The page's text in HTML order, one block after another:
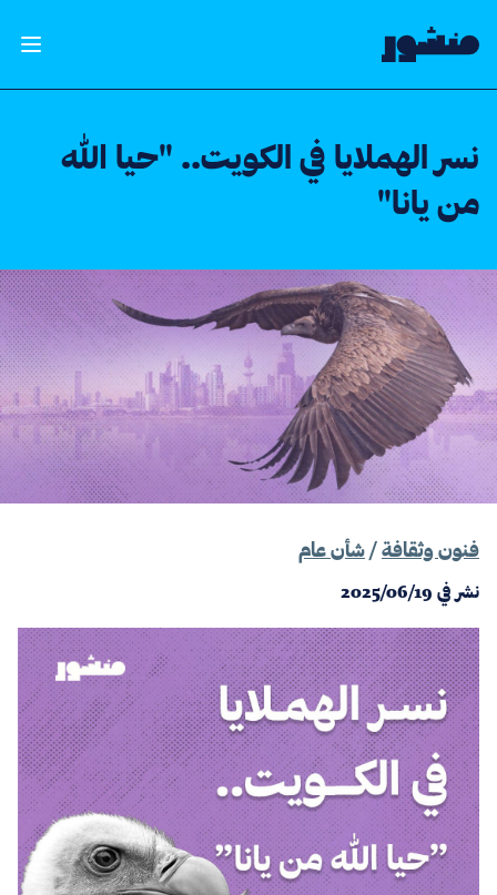
الصفحة الرئيسية
فتح
نسر الهملايا في الكويت.. "حيا الله
من يانا"
فنون وثقافة/ شأن عام
نشر في2025/06/19